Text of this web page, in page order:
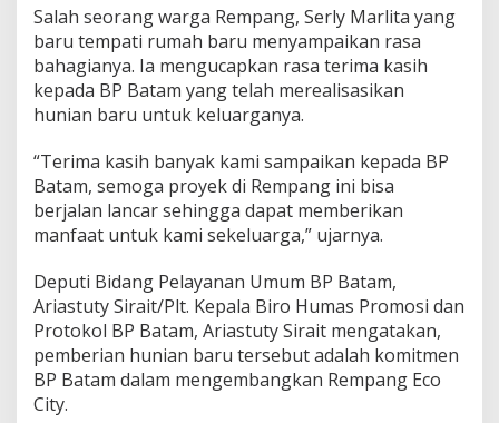
h
B
r
u
Salah seorang warga Rempang, Serly Marlita yang
baru tempati rumah baru menyampaikan rasa
bahagianya. Ia mengucapkan rasa terima kasih
kepada BP Batam yang telah merealisasikan
hunian baru untuk keluarganya.
“Terima kasih banyak kami sampaikan kepada BP
Batam, semoga proyek di Rempang ini bisa
berjalan lancar sehingga dapat memberikan
manfaat untuk kami sekeluarga,” ujarnya.
Deputi Bidang Pelayanan Umum BP Batam,
Ariastuty Sirait/Plt. Kepala Biro Humas Promosi dan
Protokol BP Batam, Ariastuty Sirait mengatakan,
pemberian hunian baru tersebut adalah komitmen
BP Batam dalam mengembangkan Rempang Eco
City.